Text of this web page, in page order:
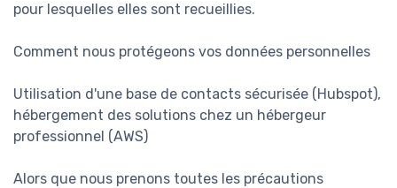
pour lesquelles elles sont recueillies.
Comment nous protégeons vos données personnelles
Utilisation d'une base de contacts sécurisée (Hubspot),
hébergement des solutions chez un hébergeur
professionnel (AWS)
Alors que nous prenons toutes les précautions